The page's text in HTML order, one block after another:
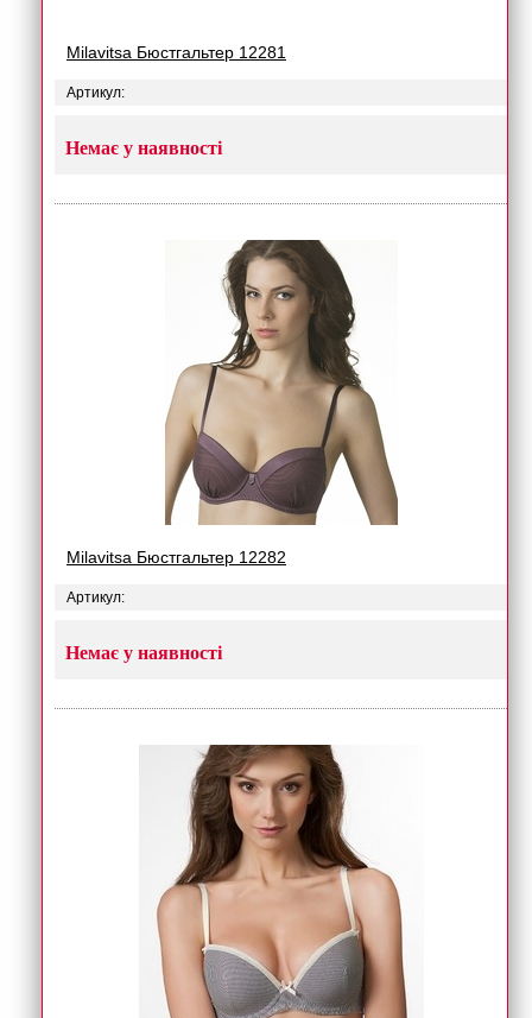
Milavitsa Бюстгальтер 12281
Артикул:
Немає у наявності
Milavitsa Бюстгальтер 12282
Артикул:
Немає у наявності